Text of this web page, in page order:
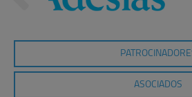
ASOCIADOS